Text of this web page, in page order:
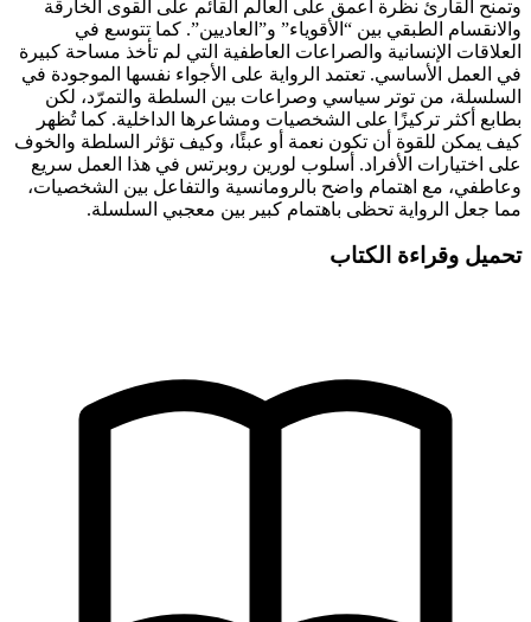
وتمنح القارئ نظرة أعمق على العالم القائم على القوى الخارقة
والانقسام الطبقي بين “الأقوياء” و”العاديين”. كما تتوسع في
العلاقات الإنسانية والصراعات العاطفية التي لم تأخذ مساحة كبيرة
في العمل الأساسي. تعتمد الرواية على الأجواء نفسها الموجودة في
السلسلة، من توتر سياسي وصراعات بين السلطة والتمرّد، لكن
بطابع أكثر تركيزًا على الشخصيات ومشاعرها الداخلية. كما تُظهر
كيف يمكن للقوة أن تكون نعمة أو عبئًا، وكيف تؤثر السلطة والخوف
على اختيارات الأفراد. أسلوب لورين روبرتس في هذا العمل سريع
وعاطفي، مع اهتمام واضح بالرومانسية والتفاعل بين الشخصيات،
مما جعل الرواية تحظى باهتمام كبير بين معجبي السلسلة.
تحميل وقراءة الكتاب